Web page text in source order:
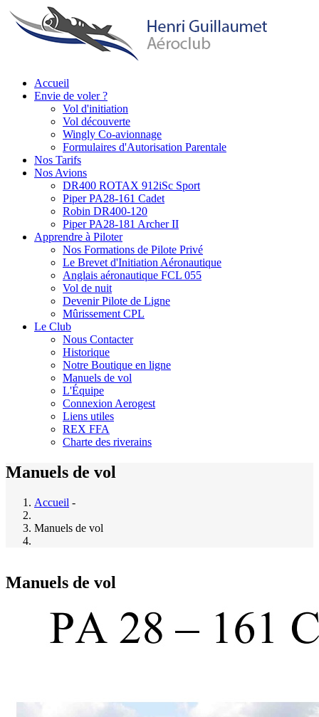
Aller
au
contenu
Main
navigation
Accueil
Envie de voler ?
Vol d'initiation
Vol découverte
Wingly Co-avionnage
Formulaires d'Autorisation Parentale
Nos Tarifs
Nos Avions
DR400 ROTAX 912iSc Sport
Piper PA28-161 Cadet
Robin DR400-120
Piper PA28-181 Archer II
Apprendre à Piloter
Nos Formations de Pilote Privé
Le Brevet d'Initiation Aéronautique
Anglais aéronautique FCL 055
Vol de nuit
Devenir Pilote de Ligne
Mûrissement CPL
Le Club
Nous Contacter
Historique
Notre Boutique en ligne
Manuels de vol
L'Équipe
Connexion Aerogest
Liens utiles
REX FFA
Charte des riverains
Manuels de vol
Accueil -
Manuels de vol
Manuels de vol